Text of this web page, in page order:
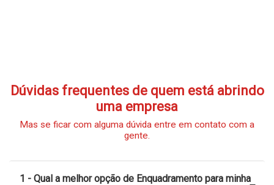
Dúvidas frequentes de quem está abrindo
uma empresa
Mas se ficar com alguma dúvida entre em contato com a
gente.
1 - Qual a melhor opção de Enquadramento para minha